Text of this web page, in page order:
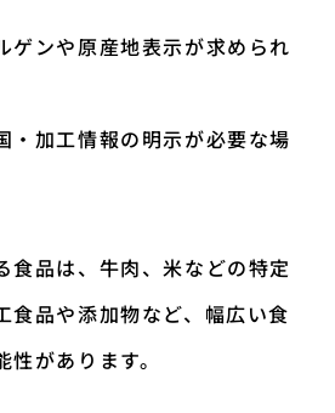
ゲンや原産地表示が求められ
・加工情報の明示が必要な場
食品は、牛肉、米などの特定
食品や添加物など、幅広い食
があります。